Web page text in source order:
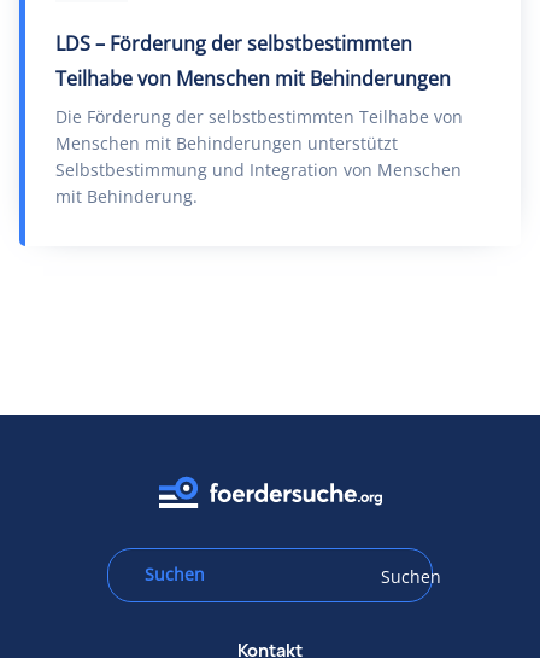
LDS – Förderung der selbstbestimmten
Teilhabe von Menschen mit Behinderungen
Die Förderung der selbstbestimmten Teilhabe von
Menschen mit Behinderungen unterstützt
Selbstbestimmung und Integration von Menschen
mit Behinderung.
Suchen
Kontakt